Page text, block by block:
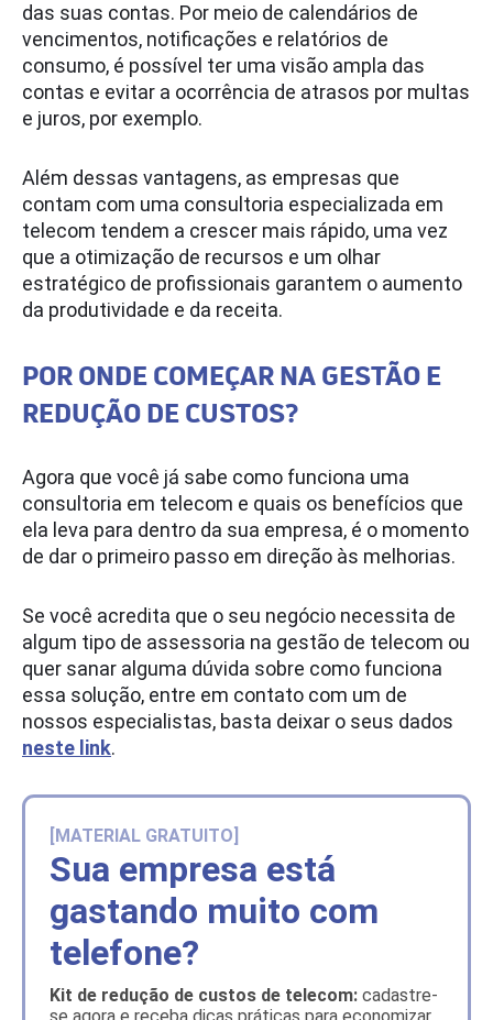
das suas contas. Por meio de calendários de
vencimentos, notificações e relatórios de
consumo, é possível ter uma visão ampla das
contas e evitar a ocorrência de atrasos por multas
e juros, por exemplo.
Além dessas vantagens, as empresas que
contam com uma consultoria especializada em
telecom tendem a crescer mais rápido, uma vez
que a otimização de recursos e um olhar
estratégico de profissionais garantem o aumento
da produtividade e da receita.
POR ONDE COMEÇAR NA GESTÃO E
REDUÇÃO DE CUSTOS?
Agora que você já sabe como funciona uma
consultoria em telecom e quais os benefícios que
ela leva para dentro da sua empresa, é o momento
de dar o primeiro passo em direção às melhorias.
Se você acredita que o seu negócio necessita de
algum tipo de assessoria na gestão de telecom ou
quer sanar alguma dúvida sobre como funciona
essa solução, entre em contato com um de
nossos especialistas, basta deixar o seus dados
neste link.
[MATERIAL GRATUITO]
Sua empresa está
gastando muito com
telefone?
Kit de redução de custos de telecom: cadastre-